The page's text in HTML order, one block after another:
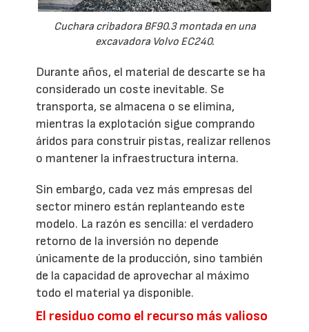
Cuchara cribadora BF90.3 montada en una
excavadora Volvo EC240.
Durante años, el material de descarte se ha
considerado un coste inevitable. Se
transporta, se almacena o se elimina,
mientras la explotación sigue comprando
áridos para construir pistas, realizar rellenos
o mantener la infraestructura interna.
Sin embargo, cada vez más empresas del
sector minero están replanteando este
modelo. La razón es sencilla: el verdadero
retorno de la inversión no depende
únicamente de la producción, sino también
de la capacidad de aprovechar al máximo
todo el material ya disponible.
El residuo como el recurso más valioso